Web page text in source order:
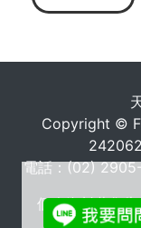
Copyright ©
電話：(02)
個人資料蒐集